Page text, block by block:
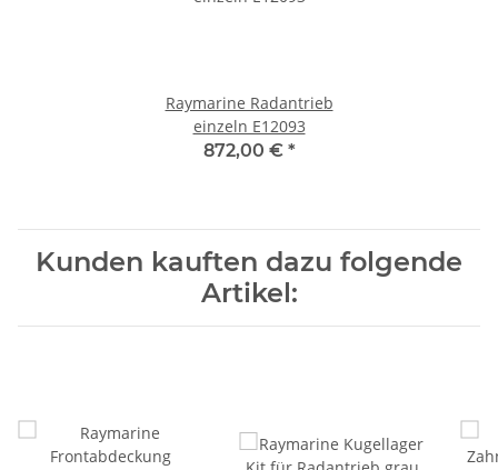
Raymarine Radantrieb
einzeln E12093
872,00 € *
Kunden kauften dazu folgende
Artikel: